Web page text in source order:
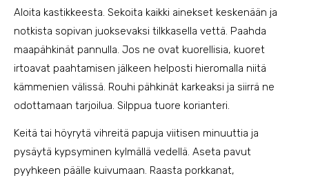
Aloita kastikkeesta. Sekoita kaikki ainekset keskenään ja
notkista sopivan juoksevaksi tilkkasella vettä. Paahda
maapähkinät pannulla. Jos ne ovat kuorellisia, kuoret
irtoavat paahtamisen jälkeen helposti hieromalla niitä
kämmenien välissä. Rouhi pähkinät karkeaksi ja siirrä ne
odottamaan tarjoilua. Silppua tuore korianteri.
Keitä tai höyrytä vihreitä papuja viitisen minuuttia ja
pysäytä kypsyminen kylmällä vedellä. Aseta pavut
pyyhkeen päälle kuivumaan. Raasta porkkanat,